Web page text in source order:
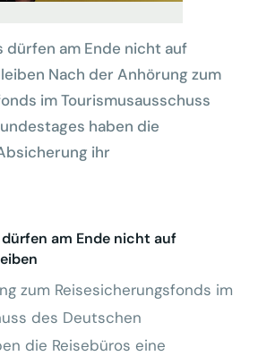
dürfen am Ende nicht auf
Nach der Anhörung zum
im Tourismusausschuss
haben die
ihr
dürfen am Ende nicht auf
zum Reisesicherungsfonds im
des Deutschen
die Reisebüros eine